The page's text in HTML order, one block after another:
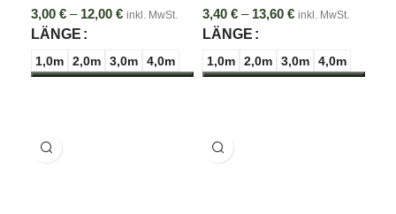
Fassade aktiv vor Staunässe.
Allseitig gehobelt:
Glatte, splitterfreie Oberflächen,
welche die markante Holzstruktur optimal betonen.
3,00 € – 12,00 € Preisspanne:
inkl. MwSt.
LÄNGE
1,0m 2,0m 3,0m 4,0m
3,40 € – 13,60 € Preisspanne:
inkl. MwSt.
LÄNGE
1,0m 2,0m 3,0m 4,0m